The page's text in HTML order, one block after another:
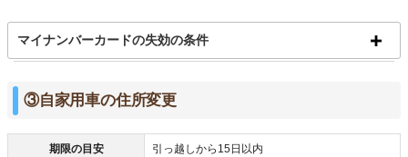
マイナンバーカードの失効の条件
③自家用車の住所変更
期限の目安 引っ越しから15日以内